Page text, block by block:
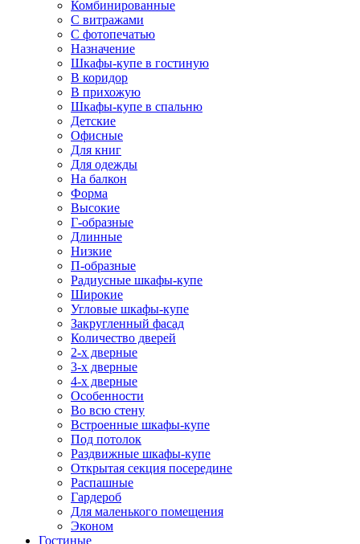
Комбинированные
С витражами
С фотопечатью
Назначение
Шкафы-купе в гостиную
В коридор
В прихожую
Шкафы-купе в спальню
Детские
Офисные
Для книг
Для одежды
На балкон
Форма
Высокие
Г-образные
Длинные
Низкие
П-образные
Радиусные шкафы-купе
Широкие
Угловые шкафы-купе
Закругленный фасад
Количество дверей
2-х дверные
3-х дверные
4-х дверные
Особенности
Во всю стену
Встроенные шкафы-купе
Под потолок
Раздвижные шкафы-купе
Открытая секция посередине
Распашные
Гардероб
Для маленького помещения
Эконом
Гостиные